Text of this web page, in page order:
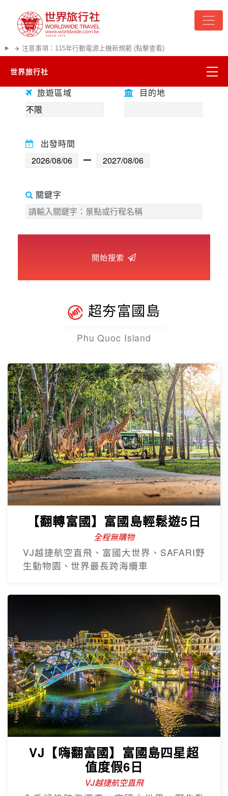
✈️ 注意事項：115年行動電源上機新規範 (點擊查看)
世界旅行社
精彩越南
超夯日本
遊輪河輪
世界臻旅
往前
往後
旅遊區域
目的地
出發時間
關鍵字
開始搜索
超夯富國島
Phu Quoc Island
【翻轉富國】富國島輕鬆遊5日
全程無購物
VJ越捷航空直飛、富國大世界、SAFARI野
生動物園、世界最長跨海纜車
VJ【嗨翻富國】富國島四星超
值度假6日
VJ越捷航空直飛